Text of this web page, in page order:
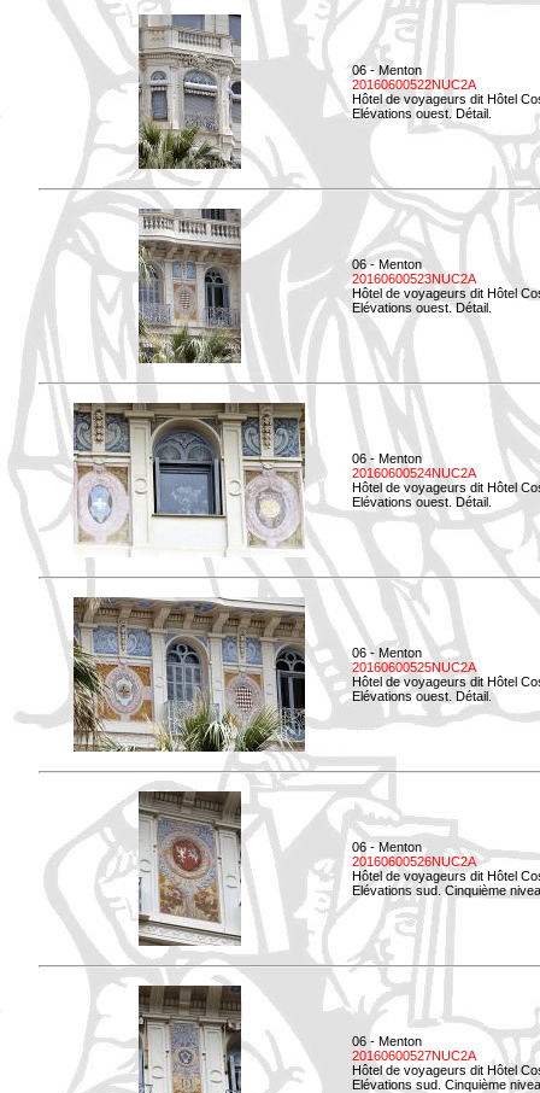
06 - Menton
20160600522NUC2A
Hôtel de voyageurs dit Hôtel
Elévations ouest. Détail.
06 - Menton
20160600523NUC2A
Hôtel de voyageurs dit Hôtel
Elévations ouest. Détail.
06 - Menton
20160600524NUC2A
Hôtel de voyageurs dit Hôtel
Elévations ouest. Détail.
06 - Menton
20160600525NUC2A
Hôtel de voyageurs dit Hôtel
Elévations ouest. Détail.
06 - Menton
20160600526NUC2A
Hôtel de voyageurs dit Hôtel
Elévations sud. Cinquième
06 - Menton
20160600527NUC2A
Hôtel de voyageurs dit Hôtel
Elévations sud. Cinquième